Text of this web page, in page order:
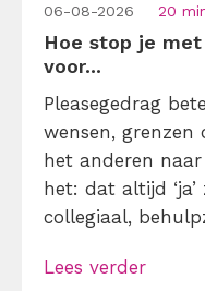
06-08-2026 20
Hoe stop je
voor...
Pleasegedrag
wensen,
het anderen
het: dat altijd
collegiaal,
andermans
Lees verder